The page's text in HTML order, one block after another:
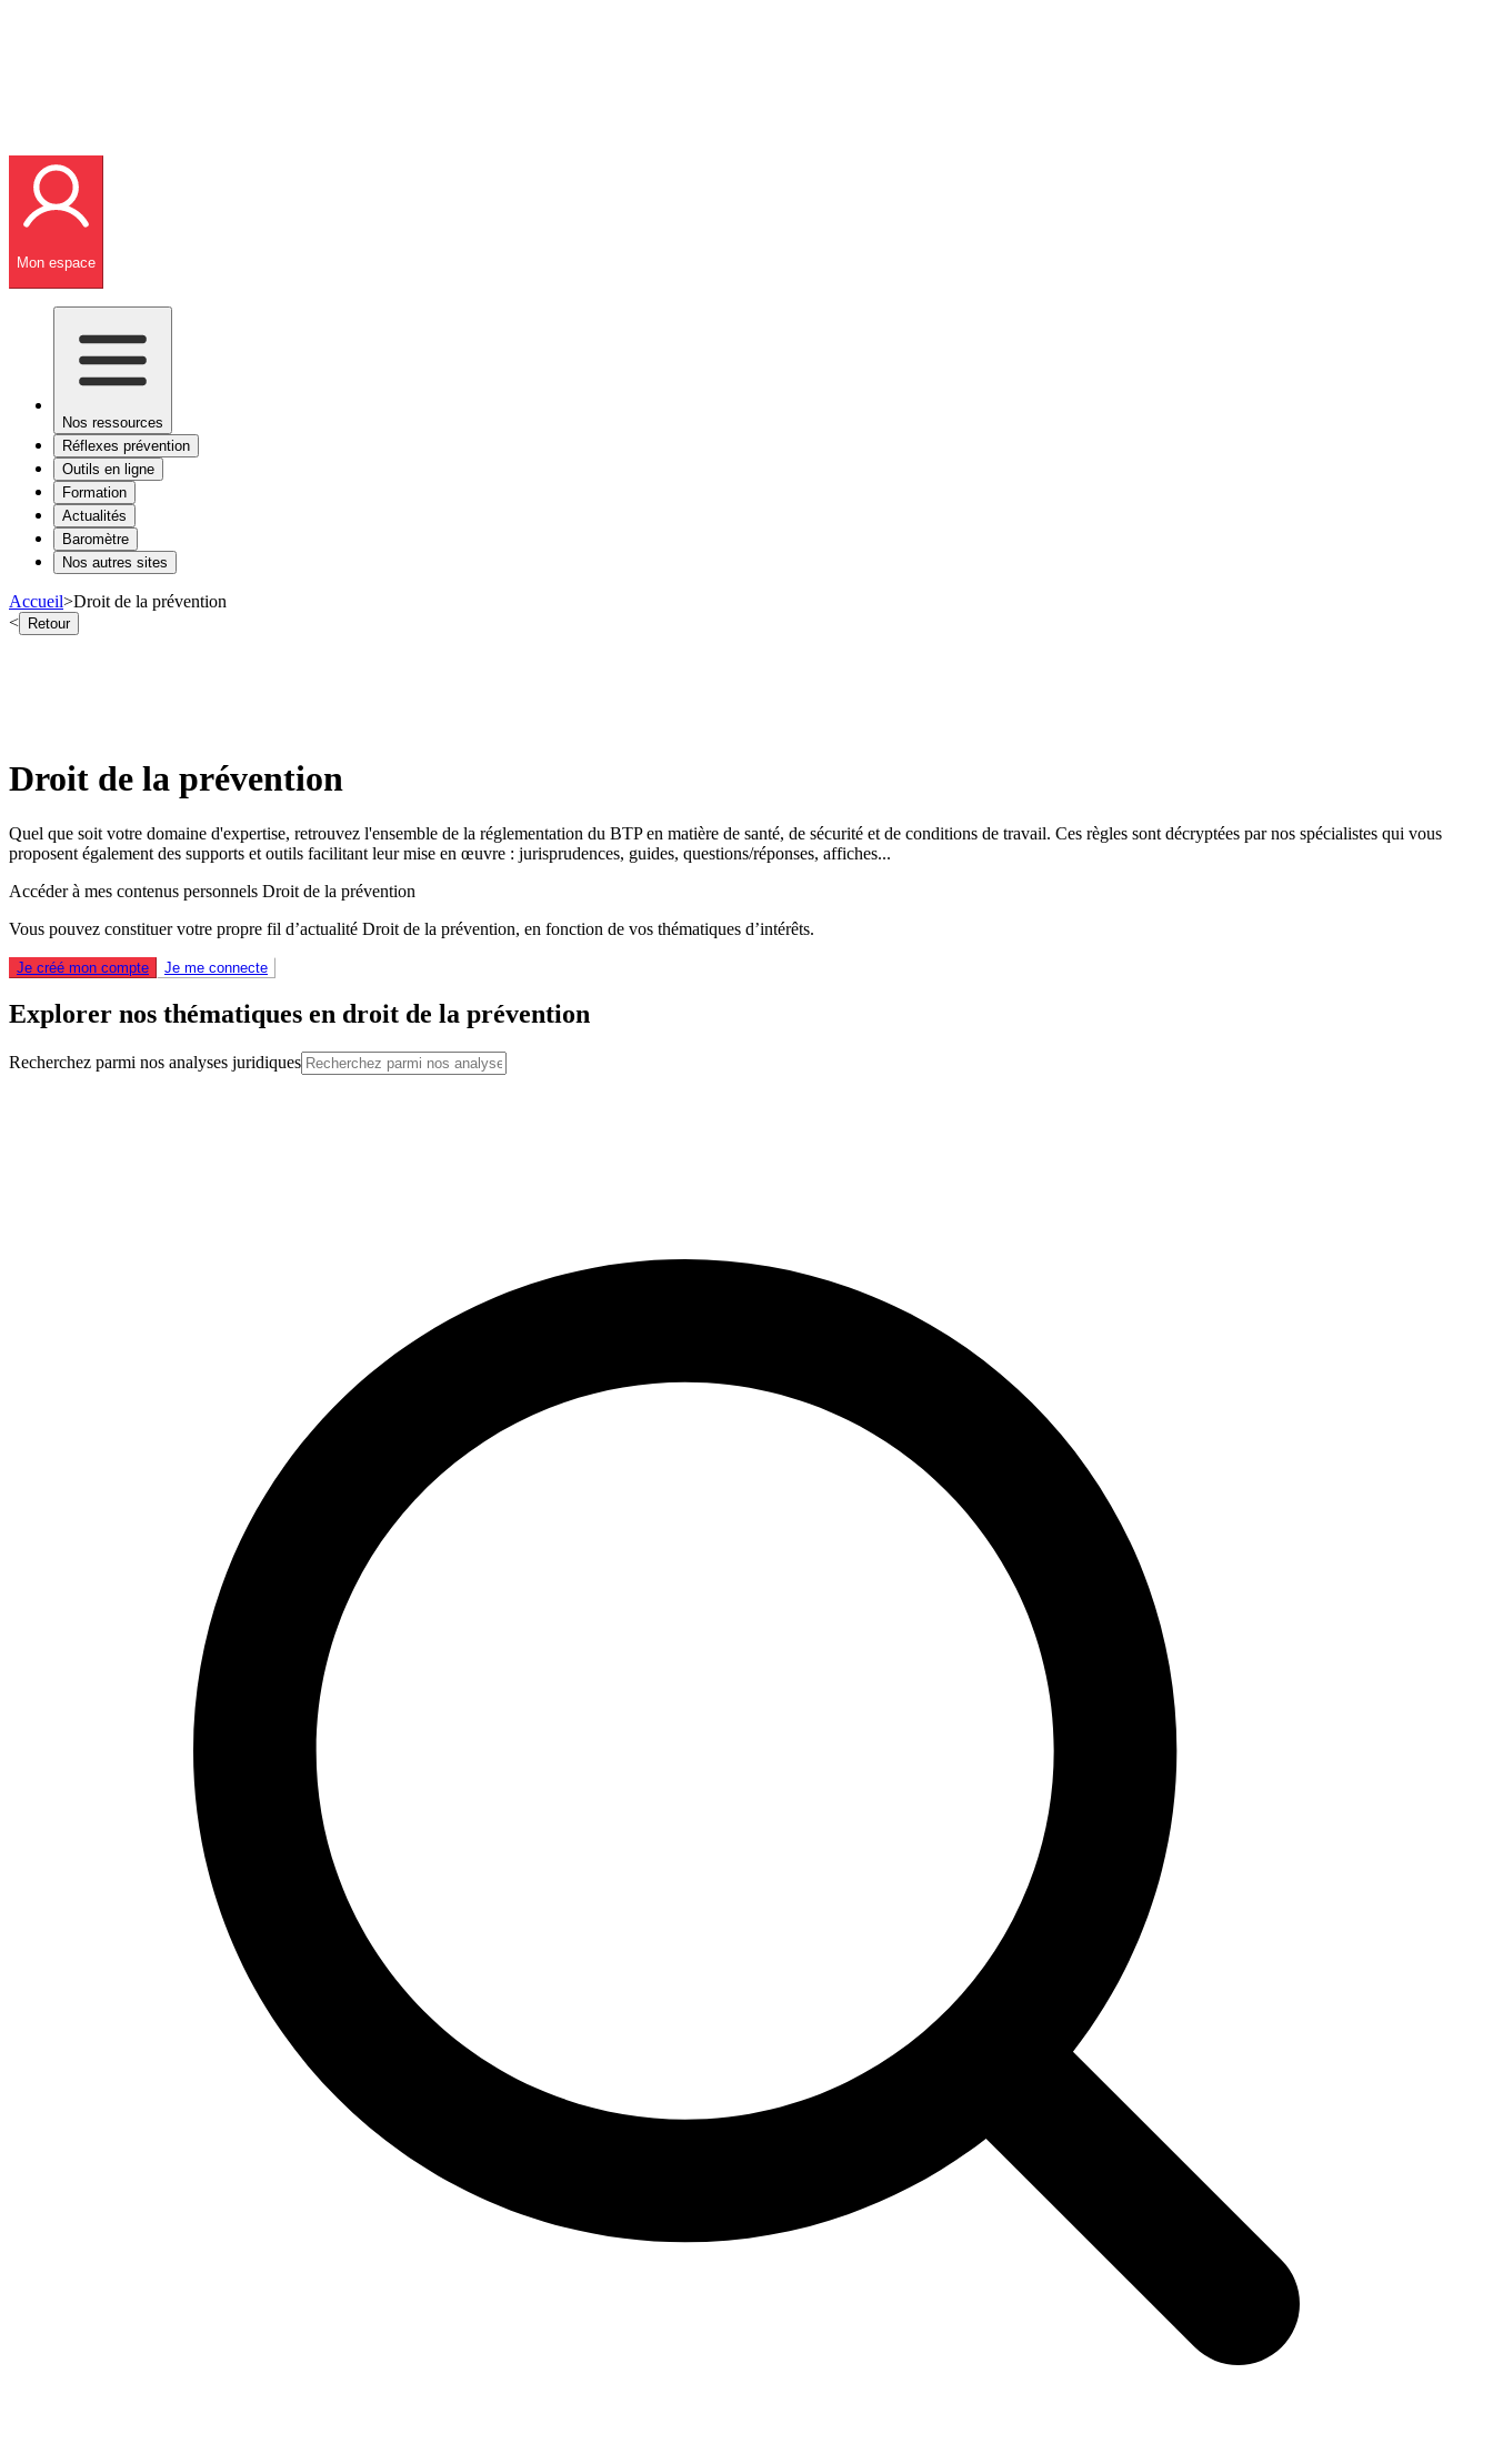
Mon espace
Nos ressources
Réflexes prévention
Outils en ligne
Formation
Actualités
Baromètre
Nos autres sites
Accueil>Droit de la prévention
< Retour
Droit de la prévention
Quel que soit votre domaine d'expertise, retrouvez l'ensemble de la réglementation du BTP en matière de santé, de sécurité et de conditions de travail. Ces règles sont décryptées par nos spécialistes qui vous
proposent également des supports et outils facilitant leur mise en œuvre : jurisprudences, guides, questions/réponses, affiches...
Accéder à mes contenus personnels Droit de la prévention
Vous pouvez constituer votre propre fil d’actualité Droit de la prévention, en fonction de vos thématiques d’intérêts.
Je créé mon compte Je me connecte
Explorer nos thématiques en droit de la prévention
Recherchez parmi nos analyses juridiques